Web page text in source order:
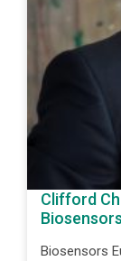
Clifford
Biosensors